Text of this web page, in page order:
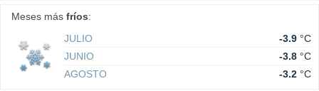
Meses más fríos:
JULIO
-3.9 °C
JUNIO
-3.8 °C
AGOSTO
-3.2 °C